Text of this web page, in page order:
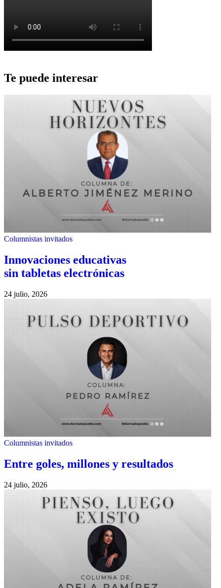
Te puede interesar
Columnistas invitados
Innovaciones educativas
sin tabletas electrónicas
24 julio, 2026
Columnistas invitados
Entre goles, millones y resultados
24 julio, 2026